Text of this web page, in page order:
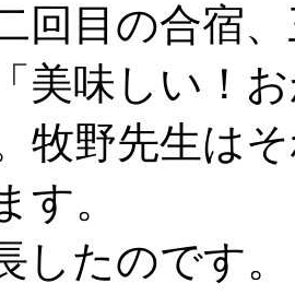
回目の合宿
美味しい！
牧野先生は
す。
したのです